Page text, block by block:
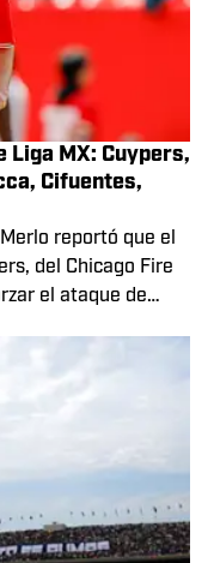
MX: Cuypers,
Cifuentes,
reportó que el
del Chicago Fire
el ataque de